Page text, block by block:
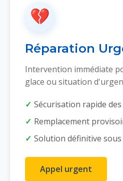
💔
Réparation
Intervention immédiate
glace ou situation
Sécurisation rapide
Remplacement
Solution définitive sous
Appel urgent